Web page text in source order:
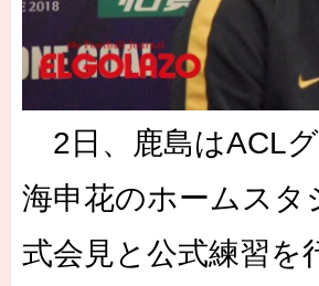
2日、鹿島はACL
海申花のホームス
式会見と公式練習を